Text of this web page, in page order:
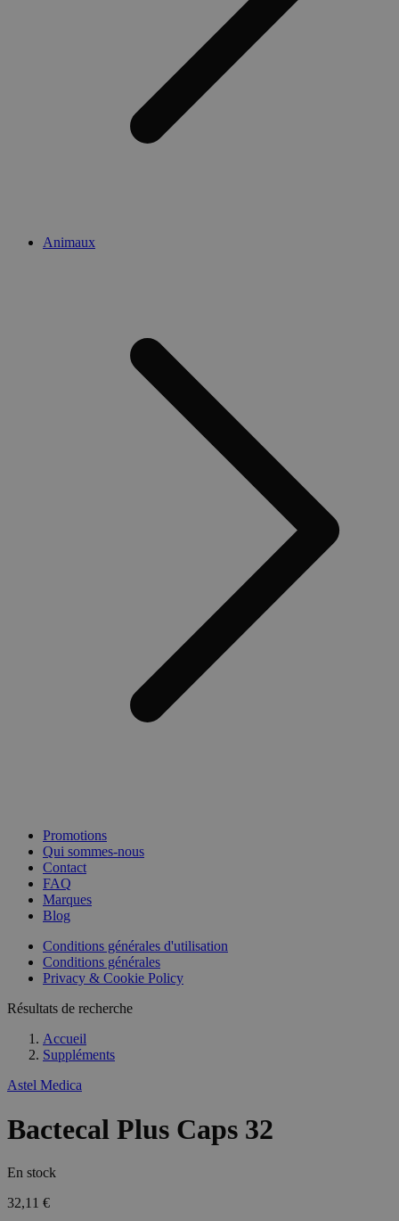
Animaux
Promotions
Qui sommes-nous
Contact
FAQ
Marques
Blog
Conditions générales d'utilisation
Conditions générales
Privacy & Cookie Policy
Résultats de recherche
Accueil
Suppléments
Astel Medica
Bactecal Plus Caps 32
En stock
32,11 €